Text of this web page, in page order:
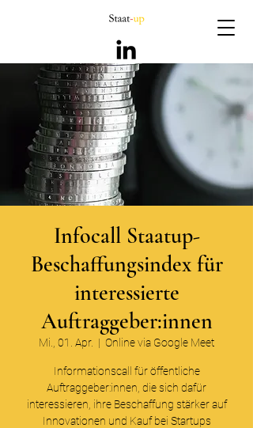
Infocall Staatup-
Beschaffungsindex für
interessierte
Auftraggeber:innen
Mi., 01. Apr.
  |
Online via Google Meet
Informationscall für öffentliche
Auftraggeber:innen, die sich dafür
interessieren, ihre Beschaffung stärker auf
Innovationen und Kauf bei Startups